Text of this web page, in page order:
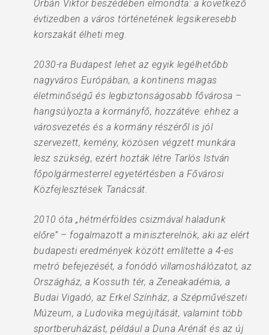
Orbán Viktor beszédében elmondta: a következő
évtizedben a város történetének legsikeresebb
korszakát élheti meg.
2030-ra Budapest lehet az egyik legélhetőbb
nagyváros Európában, a kontinens magas
életminőségű és legbiztonságosabb fővárosa –
hangsúlyozta a kormányfő, hozzátéve: ehhez a
városvezetés és a kormány részéről is jól
szervezett, kemény, közösen végzett munkára
lesz szükség, ezért hozták létre Tarlós István
főpolgármesterrel egyetértésben a Fővárosi
Közfejlesztések Tanácsát.
2010 óta „hétmérföldes csizmával haladunk
előre” – fogalmazott a miniszterelnök, aki az elért
budapesti eredmények között említette a 4-es
metró befejezését, a fonódó villamoshálózatot, az
Országház, a Kossuth tér, a Zeneakadémia, a
Budai Vigadó, az Erkel Színház, a Szépművészeti
Múzeum, a Ludovika megújítását, valamint több
sportberuházást, például a Duna Arénát és az új